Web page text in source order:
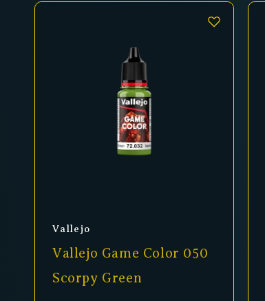
Anbieter:
Vallejo
Vallejo Game Color 050
Scorpy Green